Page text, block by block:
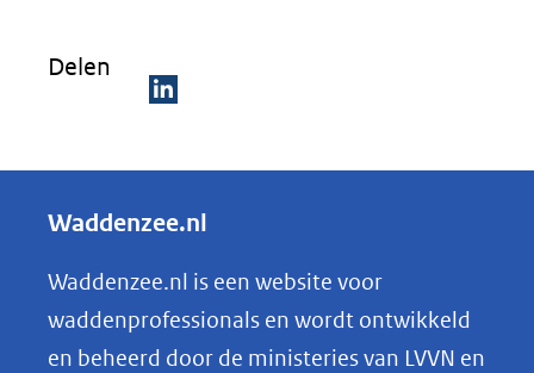
Delen
e
e
n
o
p
Waddenzee.nl
Waddenzee.nl is een website voor
waddenprofessionals en wordt ontwikkeld
en beheerd door de ministeries van LVVN en